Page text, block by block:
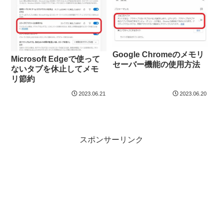
Microsoft Edgeで使って
ないタブを休止してメモ
リ節約
2023.06.21
Google Chromeのメモリ
セーバー機能の使用方法
2023.06.20
スポンサーリンク